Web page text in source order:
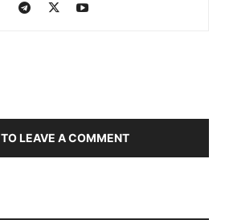
LEAVE A COMMENT